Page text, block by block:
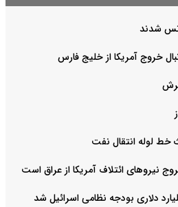
شدند
خروج آمریکا از خلیج فارس
خط لوله انتقال نفت